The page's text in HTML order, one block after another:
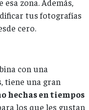
zona. Además,
tus fotografías
cero.
con una
tiene una gran
hechas en tiempos
los que les gustan